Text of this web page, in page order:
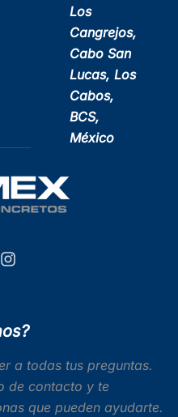
Los
Cangrejos,
Cabo San
Lucas, Los
Cabos,
BCS,
México
a todas tus preguntas.
de contacto y te
que pueden ayudarte.